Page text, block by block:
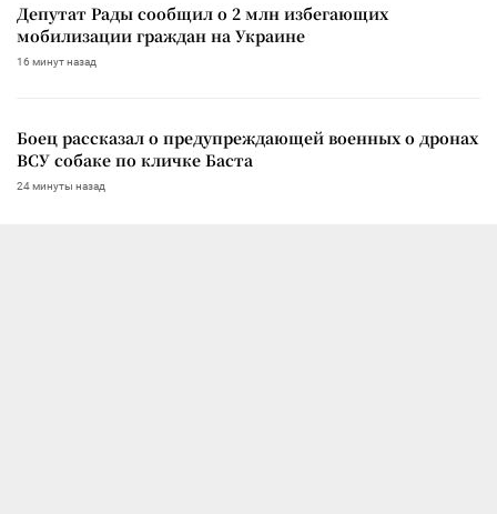
Депутат Рады сообщил о 2 млн избегающих
мобилизации граждан на Украине
16 минут назад
Боец рассказал о предупреждающей военных о дронах
ВСУ собаке по кличке Баста
24 минуты назад